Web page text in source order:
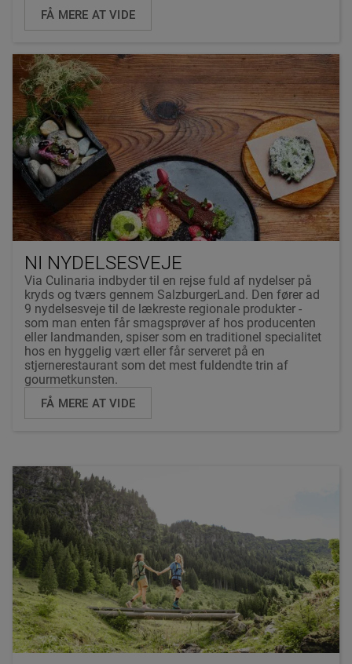
FÅ MERE AT VIDE
NI NYDELSESVEJE
Via Culinaria indbyder til en rejse fuld af nydelser på
kryds og tværs gennem SalzburgerLand. Den fører ad
9 nydelsesveje til de lækreste regionale produkter -
som man enten får smagsprøver af hos producenten
eller landmanden, spiser som en traditionel specialitet
hos en hyggelig vært eller får serveret på en
stjernerestaurant som det mest fuldendte trin af
gourmetkunsten.
FÅ MERE AT VIDE